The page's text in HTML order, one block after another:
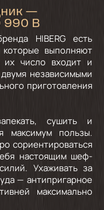
—
990 B
HIBERG есть
которые выполняют
их число входит и
независимыми
приготовления
сушить и
максимум пользы.
сориентироваться
настоящим шеф-
Ухаживать за
— антипригарное
максимально